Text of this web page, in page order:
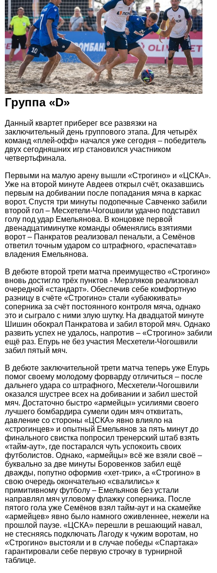
Группа «D»
Данный квартет приберег все развязки на
заключительный день группового этапа. Для четырёх
команд «плей-офф» начался уже сегодня – победитель
двух сегодняшних игр становился участником
четвертьфинала.
Первыми на малую арену вышли «Строгино» и «ЦСКА».
Уже на второй минуте Авдеев открыл счёт, оказавшись
первым на добивании после попадания мяча в каркас
ворот. Спустя три минуты подопечные Савченко забили
второй гол – Месхетели-Чогошвили удачно подставил
голу под удар Емельянова. В концовке первой
двенадцатиминутке команды обменялись взятиями
ворот – Панкратов реализовал пенальти, а Семёнов
ответил точным ударом со штрафного, «распечатав»
владения Емельянова.
В дебюте второй трети матча преимущество «Строгино»
вновь достигло трёх пунктов - Мерзляков реализовал
очередной «стандарт». Обеспечив себе комфортную
разницу в счёте «Строгино» стали «убаюкивать»
соперника за счёт постоянного контроля мяча, однако
это и сыграло с ними злую шутку. На двадцатой минуте
Шишин обокрал Панкратова и забил второй мяч. Однако
развить успех не удалось, напротив – «Строгино» забили
ещё раз. Епурь не без участия Месхетели-Чогошвили
забил пятый мяч.
В дебюте заключительной трети матча теперь уже Епурь
помог своему молодому форварду отличиться – после
дальнего удара со штрафного, Месхетели-Чогошвили
оказался шустрее всех на добивании и забил шестой
мяч. Достаточно быстро «армейцы» усилиями своего
лучшего бомбардира сумели один мяч отквитать,
давление со стороны «ЦСКА» явно влияло на
«строгинцев» и опытный Емельянов за пять минут до
финального свистка попросил тренерский штаб взять
«тайм-аут», где постарался чуть успокоить своих
футболистов. Однако, «армейцы» всё же взяли своё –
буквально за две минуты Боровенков забил ещё
дважды, попутно оформив «хет-трик», а «Строгино» в
свою очередь окончательно «свалились» к
примитивному футболу – Емельянов без устали
направлял мяч угловому флажку соперника. После
пятого гола уже Семёнов взял тайм-аут и на скамейке
«армейцев» явно было намного оживленнее, нежели на
прошлой паузе. «ЦСКА» перешли в решающий навал,
не стесняясь подключать Лагоду к чужим воротам, но
«Строгино» выстояли и в случае победы «Спартака»
гарантировали себе первую строчку в турнирной
таблице.